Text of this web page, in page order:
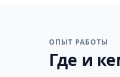
ОПЫТ РАБОТЫ
Где и